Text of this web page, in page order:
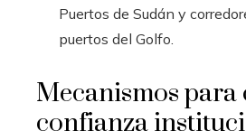
Puertos de Sudán y
puertos del Golfo.
Mecanismos
confianza